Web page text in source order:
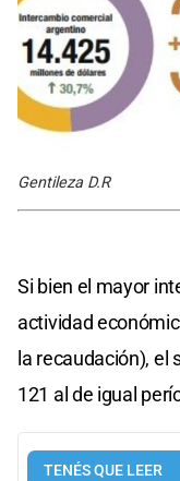
Gentileza D.R
Si bien el mayor
actividad
la recaudación), el
121 al de igual
TENÉS QUE LEER